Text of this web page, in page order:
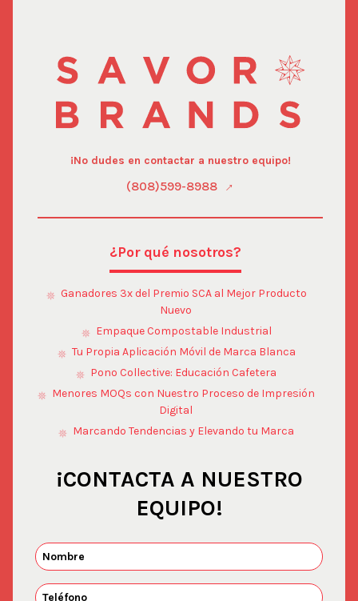
¡No dudes en contactar a nuestro equipo!
(808)599-8988
¿Por qué nosotros?
Ganadores 3x del Premio SCA al Mejor Producto
Nuevo
Empaque Compostable Industrial
Tu Propia Aplicación Móvil de Marca Blanca
Pono Collective: Educación Cafetera
Menores MOQs con Nuestro Proceso de Impresión
Digital
Marcando Tendencias y Elevando tu Marca
¡CONTACTA A NUESTRO
EQUIPO!